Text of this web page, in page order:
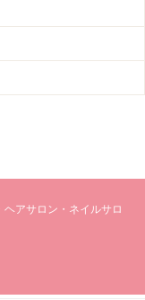
アサロン・ネイルサロ